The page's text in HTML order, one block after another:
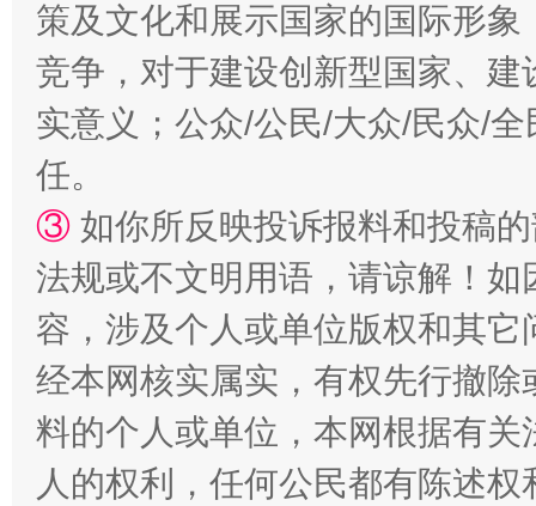
扯下公款旅游的“隐身衣” 如何以
“蜀中异人”王建安的艺术幻境
策及文化和展示国家的国际形
竞争，对于建设创新型国家、
实意义；公众/公民/大众/民众/
任。
③ 如你所反映投诉报料和投稿
法规或不文明用语，请谅解！
容，涉及个人或单位版权和其它
经本网核实属实，有权先行撤
料的个人或单位，本网根据有
人的权利，任何公民都有陈述